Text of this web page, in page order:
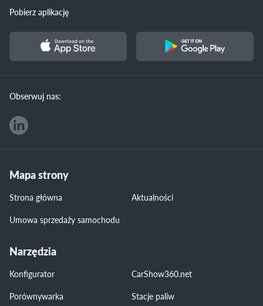
Pobierz aplikację
Obserwuj nas:
Mapa strony
Strona główna
Aktualności
Umowa sprzedaży samochodu
Narzędzia
Konfigurator
CarShow360.net
Porównywarka
Stacje paliw